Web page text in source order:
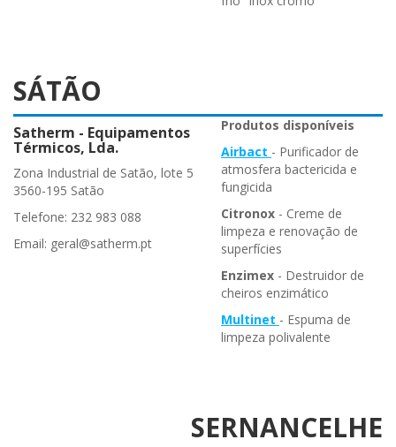
SÁTÃO
Satherm - Equipamentos
Térmicos, Lda.
Zona Industrial de Satão, lote 5
3560-195 Satão
Telefone: 232 983 088
Email: geral@satherm.pt
Produtos disponíveis
Airbact - Purificador de
atmosfera bactericida e
fungicida
Citronox - Creme de
limpeza e renovação de
superfícies
Enzimex - Destruidor de
cheiros enzimático
Multinet - Espuma de
limpeza polivalente
SERNANCELHE